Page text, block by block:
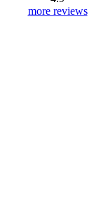
more reviews